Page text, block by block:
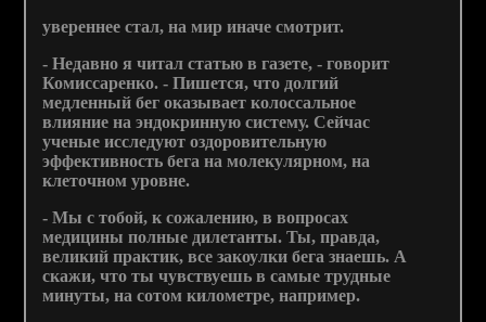
увереннее стал, на мир иначе смотрит.
- Недавно я читал статью в газете, - говорит
Комиссаренко. - Пишется, что долгий
медленный бег оказывает колоссальное
влияние на эндокринную систему. Сейчас
ученые исследуют оздоровительную
эффективность бега на молекулярном, на
клеточном уровне.
- Мы с тобой, к сожалению, в вопросах
медицины полные дилетанты. Ты, правда,
великий практик, все закоулки бега знаешь. А
скажи, что ты чувствуешь в самые трудные
минуты, на сотом километре, например.